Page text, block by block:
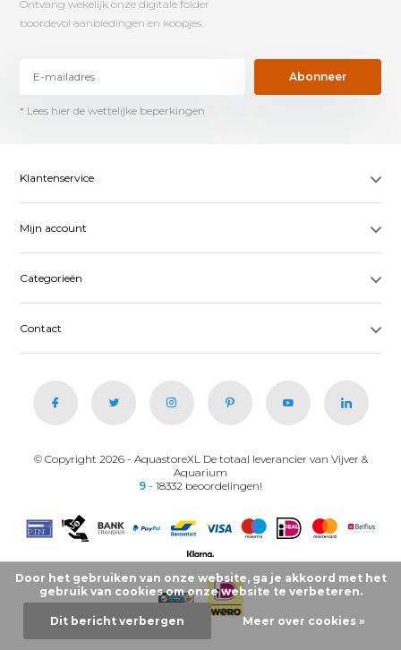
Ontvang wekelijk onze digitale folder
boordevol aanbiedingen en koopjes.
Abonneer
* Lees hier de wettelijke beperkingen
Klantenservice
Mijn account
Categorieën
Contact
© Copyright 2026 - AquastoreXL De totaal leverancier van Vijver &
Aquarium
9 - 18332 beoordelingen!
Door het gebruiken van onze website, ga je akkoord met het
gebruik van cookies om onze website te verbeteren.
Dit bericht verbergen Meer over cookies »